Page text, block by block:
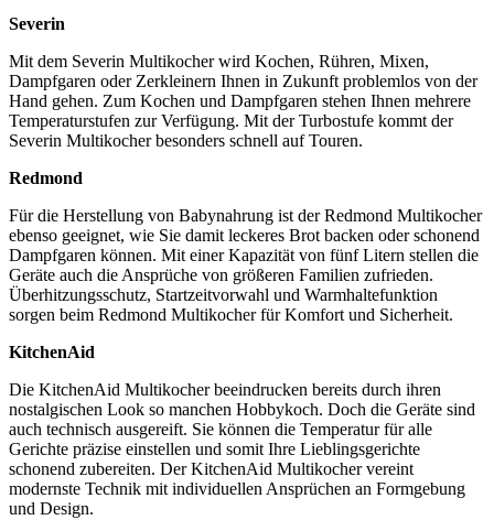
Severin
Mit dem Severin Multikocher wird Kochen, Rühren, Mixen,
Dampfgaren oder Zerkleinern Ihnen in Zukunft problemlos von der
Hand gehen. Zum Kochen und Dampfgaren stehen Ihnen mehrere
Temperaturstufen zur Verfügung. Mit der Turbostufe kommt der
Severin Multikocher besonders schnell auf Touren.
Redmond
Für die Herstellung von Babynahrung ist der Redmond Multikocher
ebenso geeignet, wie Sie damit leckeres Brot backen oder schonend
Dampfgaren können. Mit einer Kapazität von fünf Litern stellen die
Geräte auch die Ansprüche von größeren Familien zufrieden.
Überhitzungsschutz, Startzeitvorwahl und Warmhaltefunktion
sorgen beim Redmond Multikocher für Komfort und Sicherheit.
KitchenAid
Die KitchenAid Multikocher beeindrucken bereits durch ihren
nostalgischen Look so manchen Hobbykoch. Doch die Geräte sind
auch technisch ausgereift. Sie können die Temperatur für alle
Gerichte präzise einstellen und somit Ihre Lieblingsgerichte
schonend zubereiten. Der KitchenAid Multikocher vereint
modernste Technik mit individuellen Ansprüchen an Formgebung
und Design.